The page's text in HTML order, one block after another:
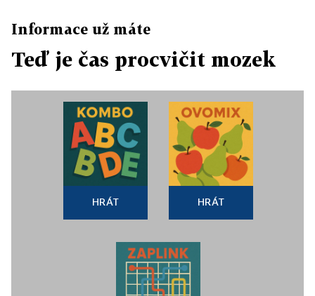
Informace už máte
Teď je čas procvičit mozek
HRÁT HRÁT